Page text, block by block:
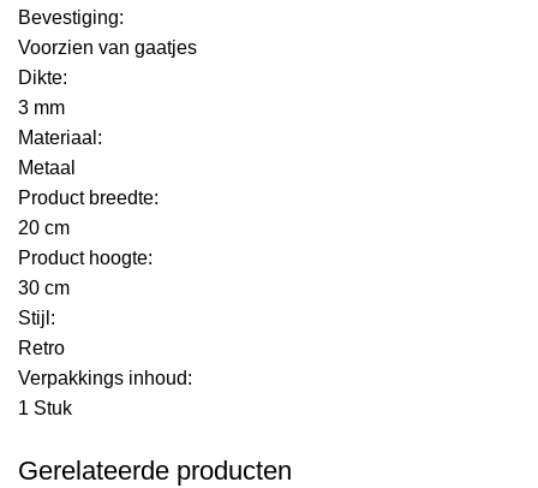
Bevestiging:
Voorzien van gaatjes
Dikte:
3 mm
Materiaal:
Metaal
Product breedte:
20 cm
Product hoogte:
30 cm
Stijl:
Retro
Verpakkings inhoud:
1 Stuk
Gerelateerde producten